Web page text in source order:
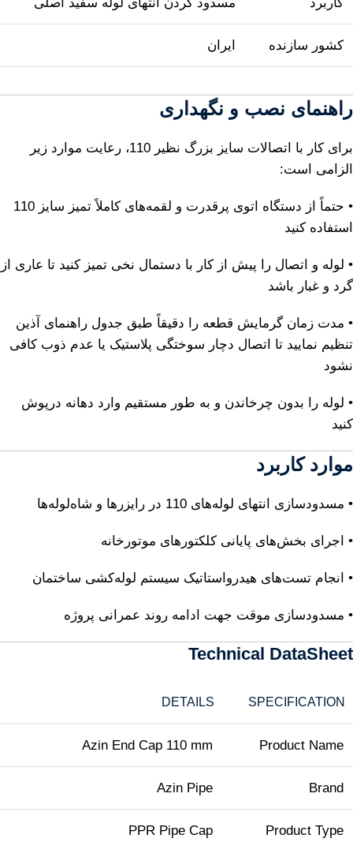
کشور سازنده ایران
راهنمای نصب و نگهداری
برای کار با اتصالات سایز بزرگ نظیر 110، رعایت موارد زیر
الزامی است:
• حتماً از دستگاه اتوی پرقدرت و لقمه‌های کاملاً تمیز سایز 110
استفاده کنید
• لوله و اتصال را پیش از کار با دستمال نخی تمیز کنید تا عاری از
گرد و غبار باشد
• مدت زمان گرمایش قطعه را دقیقاً طبق جدول راهنمای آذین
تنظیم نمایید تا اتصال دچار سوختگی پلاستیک یا عدم ذوب کافی
نشود
• لوله را بدون چرخاندن و به طور مستقیم وارد دهانه درپوش
کنید
موارد کاربرد
• مسدودسازی انتهای لوله‌های 110 در رایزرها و شاه‌لوله‌ها
• اجرای بخش‌های پایانی کلکتورهای موتورخانه
• انجام تست‌های هیدرواستاتیک سیستم لوله‌کشی ساختمان
• مسدودسازی موقت جهت ادامه روند عمرانی پروژه
Technical DataSheet
SPECIFICATION
DETAILS
Product Name
Azin End Cap 110 mm
Brand
Azin Pipe
Product Type
PPR Pipe Cap